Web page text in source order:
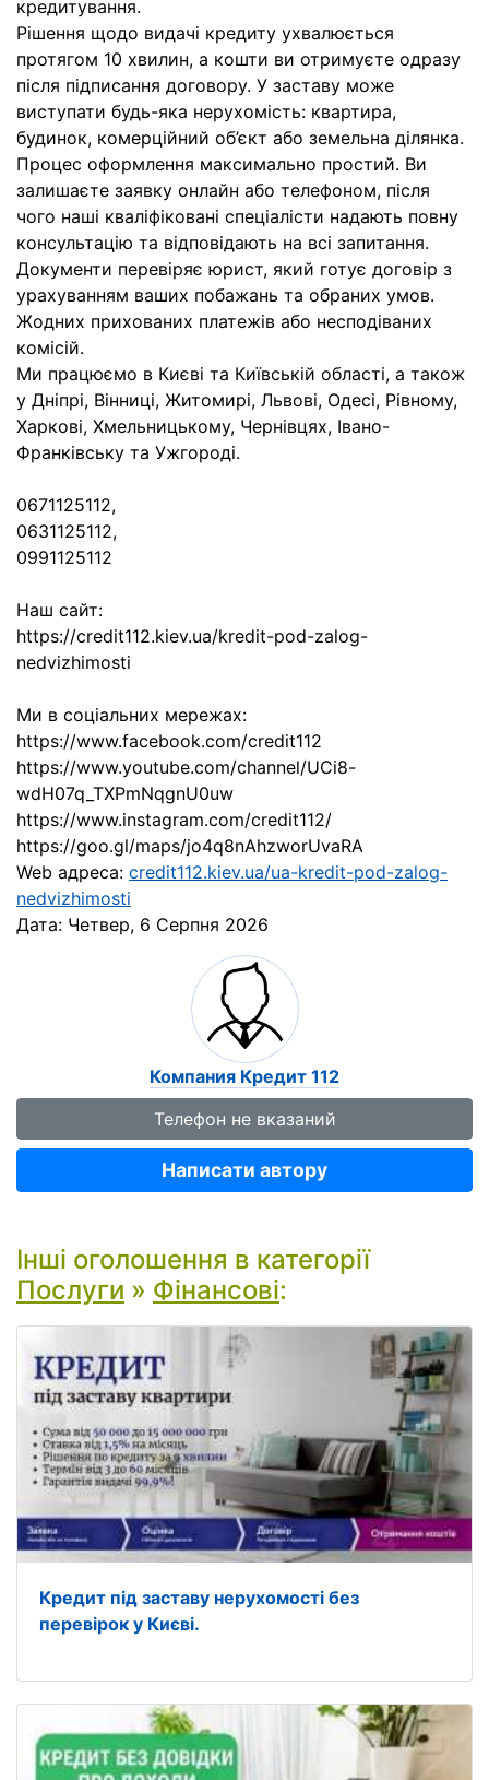
кредитування.
Рішення щодо видачі кредиту ухвалюється
протягом 10 хвилин, а кошти ви отримуєте одразу
після підписання договору. У заставу може
виступати будь-яка нерухомість: квартира,
будинок, комерційний об’єкт або земельна ділянка.
Процес оформлення максимально простий. Ви
залишаєте заявку онлайн або телефоном, після
чого наші кваліфіковані спеціалісти надають повну
консультацію та відповідають на всі запитання.
Документи перевіряє юрист, який готує договір з
урахуванням ваших побажань та обраних умов.
Жодних прихованих платежів або несподіваних
комісій.
Ми працюємо в Києві та Київській області, а також
у Дніпрі, Вінниці, Житомирі, Львові, Одесі, Рівному,
Харкові, Хмельницькому, Чернівцях, Івано-
Франківську та Ужгороді.
0671125112,
0631125112,
0991125112
Наш сайт:
https://credit112.kiev.ua/kredit-pod-zalog-
nedvizhimosti
Ми в соціальних мережах:
https://www.facebook.com/credit112
https://www.youtube.com/channel/UCi8-
wdH07q_TXPmNqgnU0uw
https://www.instagram.com/credit112/
https://goo.gl/maps/jo4q8nAhzworUvaRA
Web адреса: credit112.kiev.ua/ua-kredit-pod-zalog-
nedvizhimosti
Дата: Четвер, 6 Серпня 2026
Компания Кредит 112
Телефон не вказаний
Написати автору
Інші оголошення в категорії
Послуги » Фінансові:
Кредит під заставу нерухомості без
перевірок у Києві.